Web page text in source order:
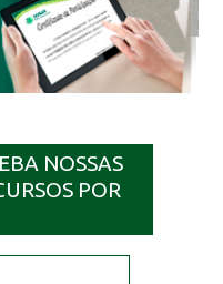
NOSSAS
POR